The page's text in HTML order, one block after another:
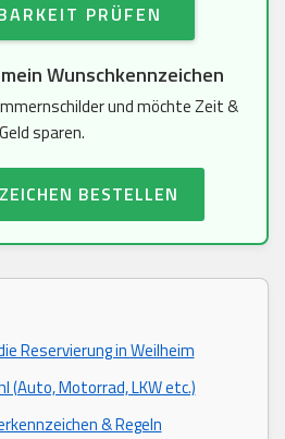
PRÜFEN
Wunschkennzeichen
und möchte Zeit &
Geld sparen.
BESTELLEN
Reservierung in Weilheim
(Auto, Motorrad, LKW etc.)
& Regeln